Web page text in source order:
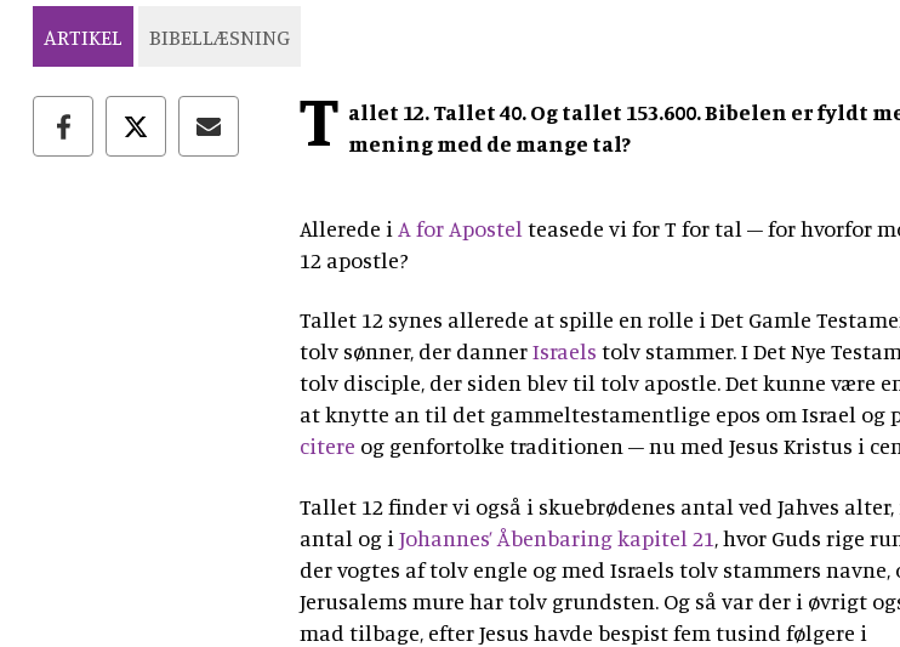
ARTIKEL BIBELLÆSNING
T allet 12. Tallet 40. Og tallet 153.600. Bibelen er fyldt
mening med de mange tal?
Allerede i A for Apostel teasede vi for T for tal – for hvorfor
12 apostle?
Tallet 12 synes allerede at spille en rolle i Det Gamle
tolv sønner, der dannerIsraels tolv stammer. I Det Nye
tolv disciple, der siden blev til tolv apostle. Det kunne være
at knytte an til det gammeltestamentlige epos om Israel og
citere og genfortolke traditionen – nu med Jesus Kristus i
Tallet 12 finder vi også i skuebrødenes antal ved Jahves
antal og i Johannes’ Åbenbaring kapitel 21, hvor Guds rige
der vogtes af tolv engle og med Israels tolv stammers navne,
Jerusalems mure har tolv grundsten. Og så var der i øvrigt
mad tilbage, efter Jesus havde bespist fem tusind følgere i